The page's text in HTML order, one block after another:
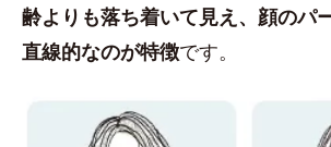
齢よりも落ち着いて見え、顔のパ
直線的なのが特徴です。